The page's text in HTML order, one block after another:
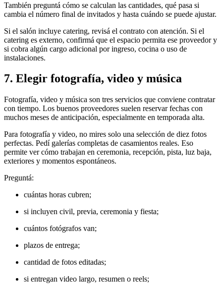
También preguntá cómo se calculan las cantidades, qué pasa si
cambia el número final de invitados y hasta cuándo se puede ajustar.
Si el salón incluye catering, revisá el contrato con atención. Si el
catering es externo, confirmá que el espacio permita ese proveedor y
si cobra algún cargo adicional por ingreso, cocina o uso de
instalaciones.
7. Elegir fotografía, video y música
Fotografía, video y música son tres servicios que conviene contratar
con tiempo. Los buenos proveedores suelen reservar fechas con
muchos meses de anticipación, especialmente en temporada alta.
Para fotografía y video, no mires solo una selección de diez fotos
perfectas. Pedí galerías completas de casamientos reales. Eso
permite ver cómo trabajan en ceremonia, recepción, pista, luz baja,
exteriores y momentos espontáneos.
Preguntá:
cuántas horas cubren;
si incluyen civil, previa, ceremonia y fiesta;
cuántos fotógrafos van;
plazos de entrega;
cantidad de fotos editadas;
si entregan video largo, resumen o reels;